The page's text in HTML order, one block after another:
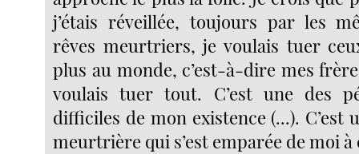
j’étais réveillée, toujours par les
rêves meurtriers, je voulais tuer
plus au monde, c’est-à-dire mes
voulais tuer tout. C’est une des
difficiles de mon existence (...). C’est
meurtrière qui s’est emparée de moi à